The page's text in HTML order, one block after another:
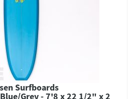
Surfboards
Grey - 7'8 x 22 1/2" x 2